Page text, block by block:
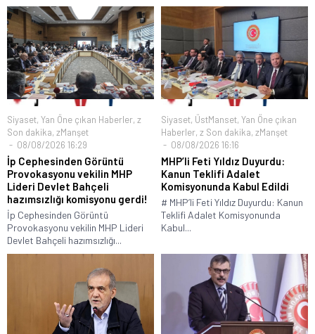
Siyaset, Yan Öne çıkan Haberler, z
Son dakika, zManşet
08/08/2026 16:29
İp Cephesinden Görüntü
Provokasyonu vekilin MHP
Lideri Devlet Bahçeli
hazımsızlığı komisyonu gerdi!
İp Cephesinden Görüntü
Provokasyonu vekilin MHP Lideri
Devlet Bahçeli hazımsızlığı...
Siyaset, ÜstManset, Yan Öne çıkan
Haberler, z Son dakika, zManşet
08/08/2026 16:16
MHP’li Feti Yıldız Duyurdu:
Kanun Teklifi Adalet
Komisyonunda Kabul Edildi
# MHP’li Feti Yıldız Duyurdu: Kanun
Teklifi Adalet Komisyonunda
Kabul...